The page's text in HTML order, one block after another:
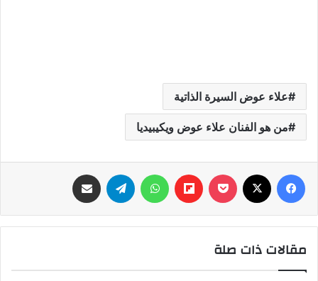
علاء عوض السيرة الذاتية
من هو الفنان علاء عوض ويكيبيديا
فيسبوك ‫Pocket
Flipboard واتساب تيلقرام
مقالات ذات صلة